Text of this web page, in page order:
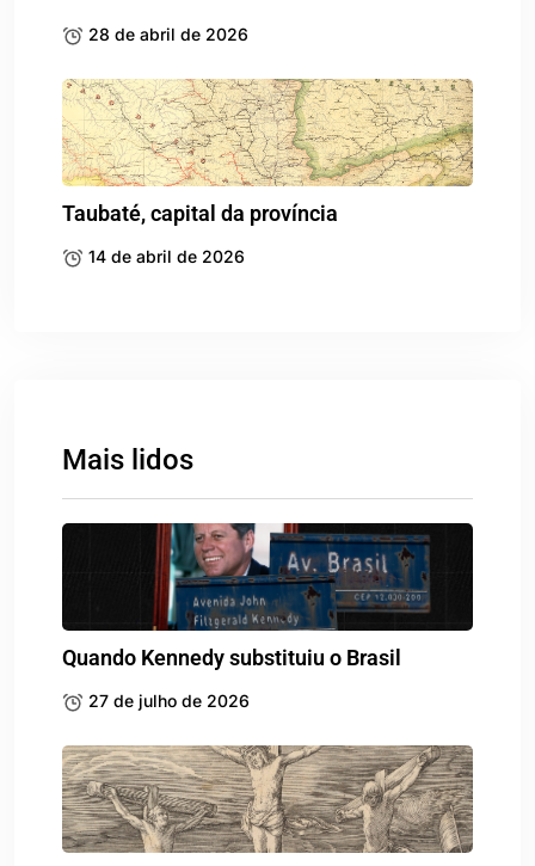
28 de abril de 2026
Taubaté, capital da província
14 de abril de 2026
Mais lidos
Quando Kennedy substituiu o Brasil
27 de julho de 2026